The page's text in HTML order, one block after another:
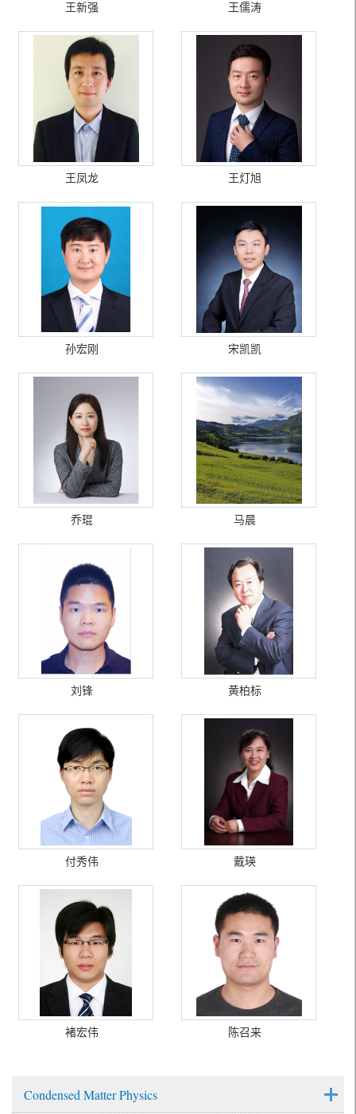
王新强 王儒涛
王凤龙 王灯旭
孙宏刚 宋凯凯
乔琨 马晨
刘锋 黄柏标
付秀伟 戴瑛
褚宏伟 陈召来
Condensed Matter Physics